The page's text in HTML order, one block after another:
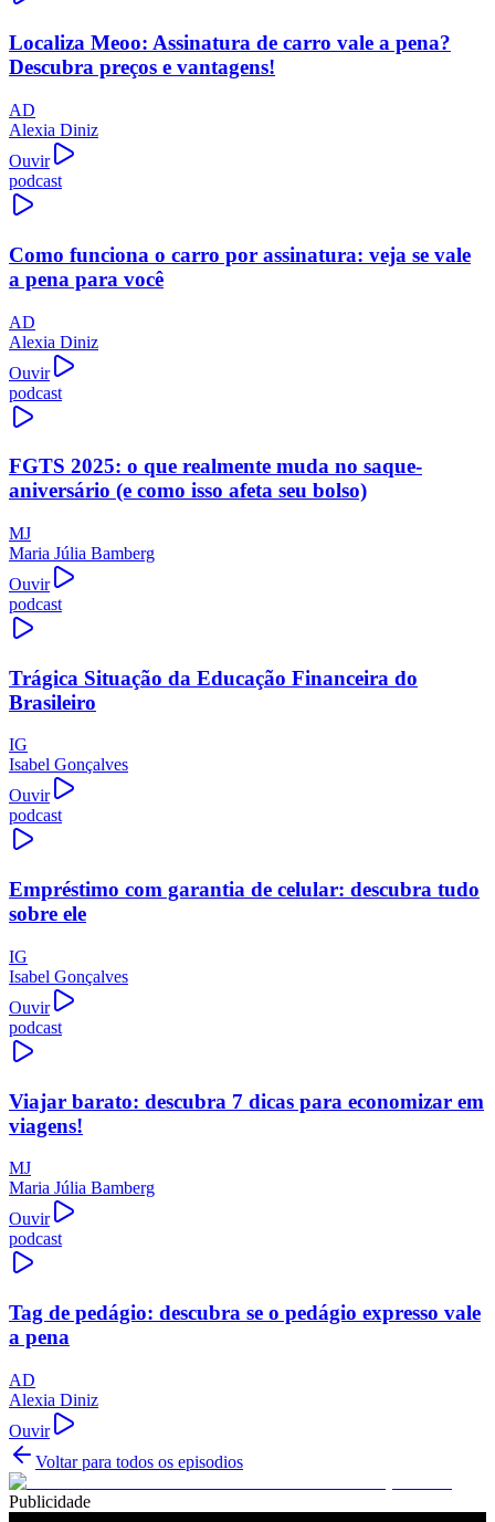
Localiza Meoo: Assinatura de carro vale a pena?
Descubra preços e vantagens!
AD
Alexia Diniz
Ouvir
podcast
Como funciona o carro por assinatura: veja se vale
a pena para você
AD
Alexia Diniz
Ouvir
podcast
FGTS 2025: o que realmente muda no saque-
aniversário (e como isso afeta seu bolso)
MJ
Maria Júlia Bamberg
Ouvir
podcast
Trágica Situação da Educação Financeira do
Brasileiro
IG
Isabel Gonçalves
Ouvir
podcast
Empréstimo com garantia de celular: descubra tudo
sobre ele
IG
Isabel Gonçalves
Ouvir
podcast
Viajar barato: descubra 7 dicas para economizar em
viagens!
MJ
Maria Júlia Bamberg
Ouvir
podcast
Tag de pedágio: descubra se o pedágio expresso vale
a pena
AD
Alexia Diniz
Ouvir
Voltar para todos os episodios
Publicidade